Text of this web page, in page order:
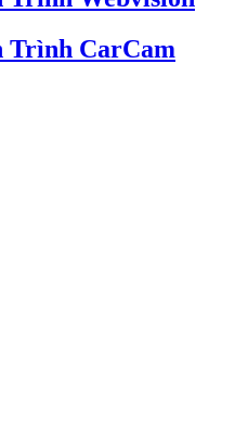
Trình CarCam